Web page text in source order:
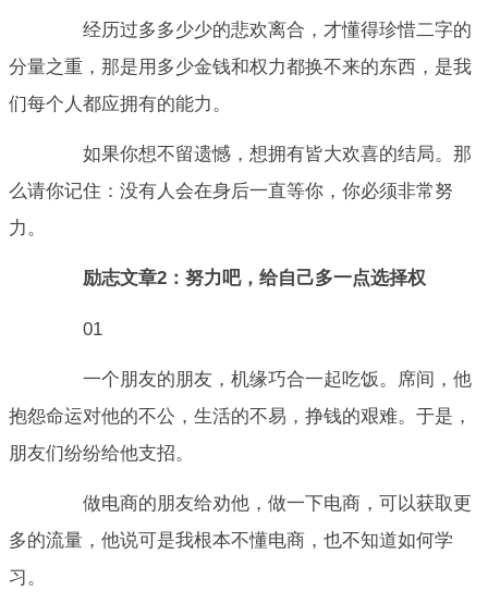
经历过多多少少的悲欢离合，才懂得珍惜二字的
分量之重，那是用多少金钱和权力都换不来的东西，是我
们每个人都应拥有的能力。
如果你想不留遗憾，想拥有皆大欢喜的结局。那
么请你记住：没有人会在身后一直等你，你必须非常努
力。
励志文章2：努力吧，给自己多一点选择权
01
一个朋友的朋友，机缘巧合一起吃饭。席间，他
抱怨命运对他的不公，生活的不易，挣钱的艰难。于是，
朋友们纷纷给他支招。
做电商的朋友给劝他，做一下电商，可以获取更
多的流量，他说可是我根本不懂电商，也不知道如何学
习。